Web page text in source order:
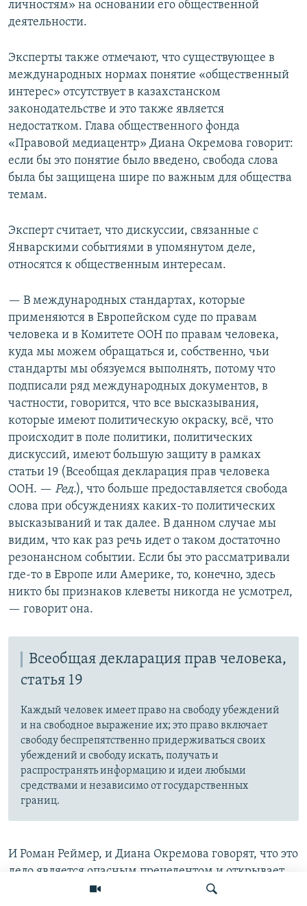
личностям» на основании его общественной
деятельности.
Эксперты также отмечают, что существующее в
международных нормах понятие «общественный
интерес» отсутствует в казахстанском
законодательстве и это также является
недостатком. Глава общественного фонда
«Правовой медиацентр» Диана Окремова говорит:
если бы это понятие было введено, свобода слова
была бы защищена шире по важным для общества
темам.
Эксперт считает, что дискуссии, связанные с
Январскими событиями в упомянутом деле,
относятся к общественным интересам.
— В международных стандартах, которые
применяются в Европейском суде по правам
человека и в Комитете ООН по правам человека,
куда мы можем обращаться и, собственно, чьи
стандарты мы обязуемся выполнять, потому что
подписали ряд международных документов, в
частности, говорится, что все высказывания,
которые имеют политическую окраску, всё, что
происходит в поле политики, политических
дискуссий, имеют большую защиту в рамках
статьи 19 (Всеобщая декларация прав человека
ООН. — Ред.), что больше предоставляется свобода
слова при обсуждениях каких-то политических
высказываний и так далее. В данном случае мы
видим, что как раз речь идет о таком достаточно
резонансном событии. Eсли бы это рассматривали
где-то в Европе или Америке, то, конечно, здесь
никто бы признаков клеветы никогда не усмотрел,
— говорит она.
Всеобщая декларация прав человека,
статья 19
Каждый человек имеет право на свободу убеждений
и на свободное выражение их; это право включает
свободу беспрепятственно придерживаться своих
убеждений и свободу искать, получать и
распространять информацию и идеи любыми
средствами и независимо от государственных
границ.
И Роман Реймер, и Диана Окремова говорят, что это
дело является опасным прецедентом и открывает
административным судам возможность